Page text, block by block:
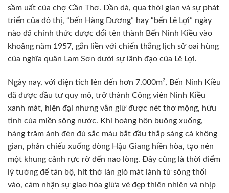
sầm uất của chợ Cần Thơ. Dần dà, qua thời gian và sự phát
triển của đô thị, “bến Hàng Dương” hay “bến Lê Lợi” ngày
nào đã chính thức được đổi tên thành Bến Ninh Kiều vào
khoảng năm 1957, gắn liền với chiến thắng lịch sử oai hùng
của nghĩa quân Lam Sơn dưới sự lãnh đạo của Lê Lợi.
Ngày nay, với diện tích lên đến hơn 7.000m², Bến Ninh Kiều
đã được đầu tư quy mô, trở thành Công viên Ninh Kiều
xanh mát, hiện đại nhưng vẫn giữ được nét thơ mộng, hữu
tình của miền sông nước. Khi hoàng hôn buông xuống,
hàng trăm ánh đèn đủ sắc màu bắt đầu thắp sáng cả không
gian, phản chiếu xuống dòng Hậu Giang hiền hòa, tạo nên
một khung cảnh rực rỡ đến nao lòng. Đây cũng là thời điểm
lý tưởng để tản bộ, hít thở làn gió mát lành từ sông thổi
vào, cảm nhận sự giao hòa giữa vẻ đẹp thiên nhiên và nhịp